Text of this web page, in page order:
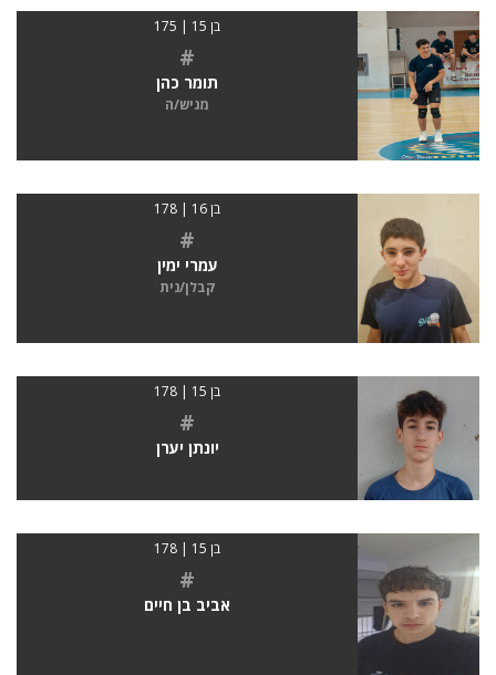
בן 15 | 175
#
תומר כהן
מגיש/ה
בן 16 | 178
#
עמרי ימין
קבלן/נית
בן 15 | 178
#
יונתן יערן
בן 15 | 178
#
אביב בן חיים